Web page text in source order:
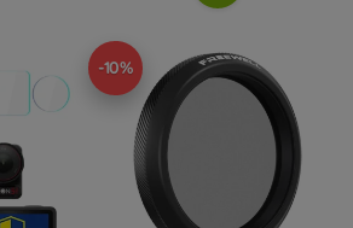
-10%